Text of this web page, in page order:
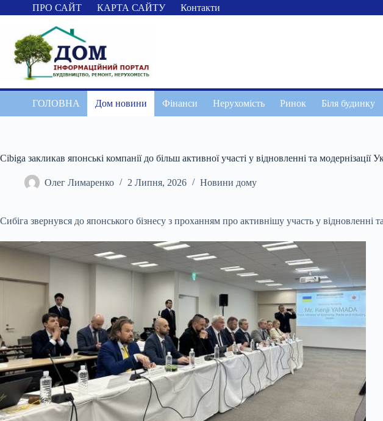
Перейти
до
ПРО САЙТ КАРТА САЙТУ Контакти
ГОЛОВНА Дом новини Фінанси Нерухомість Ринок Біля будинку
Cibiga закликав японські компанії до більш активної участі у відновленні та модернізації
Олег Лимаренко 2 Липня, 2026 Новини дому
Сибіга звернувся до японського бізнесу з проханням про активнішу участь у